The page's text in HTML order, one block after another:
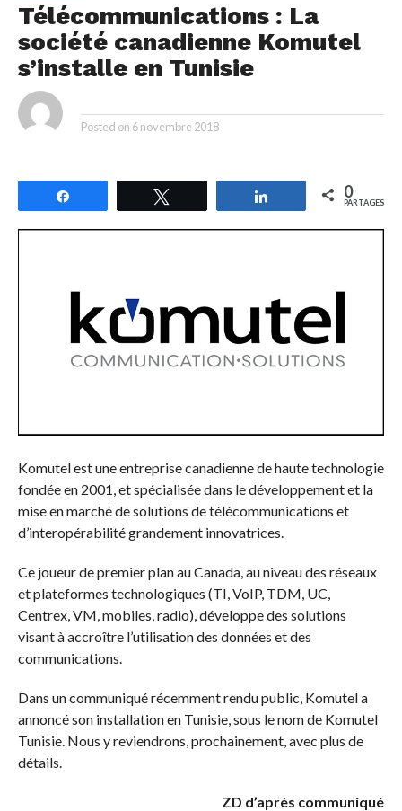
Télécommunications : La
société canadienne Komutel
s’installe en Tunisie
Posted on 6 novembre 2018
Partagez 0
PARTAGES
Komutel est une entreprise canadienne de haute technologie
fondée en 2001, et spécialisée dans le développement et la
mise en marché de solutions de télécommunications et
d’interopérabilité grandement innovatrices.
Ce joueur de premier plan au Canada, au niveau des réseaux
et plateformes technologiques (TI, VoIP, TDM, UC,
Centrex, VM, mobiles, radio), développe des solutions
visant à accroître l’utilisation des données et des
communications.
Dans un communiqué récemment rendu public, Komutel a
annoncé son installation en Tunisie, sous le nom de Komutel
Tunisie. Nous y reviendrons, prochainement, avec plus de
détails.
ZD d’après communiqué